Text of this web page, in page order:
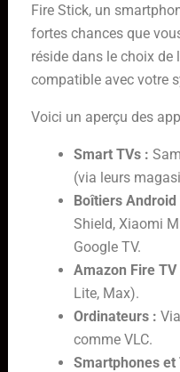
Fire Stick, un
fortes chances que
réside dans le choix
compatible avec votre
Voici un aperçu des
Smart TVs :
(via leurs
Boîtiers Android
Shield, Xiaomi
Google TV.
Amazon Fire TV
Lite, Max).
Ordinateurs :
comme VLC.
Smartphones et